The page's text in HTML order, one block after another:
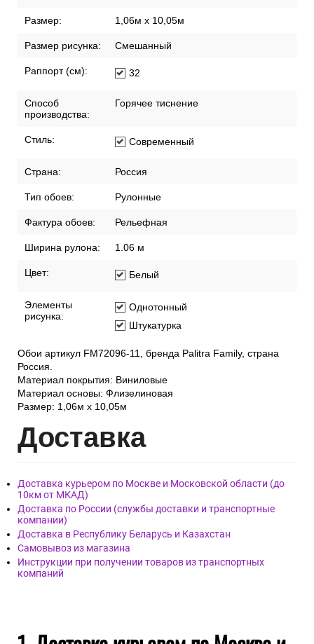
Размер: 1,06м х 10,05м
Размер рисунка: Смешанный
Раппорт (см): 32
Способ
производства:
Горячее тиснение
Стиль: Современный
Страна: Россия
Тип обоев: Рулонные
Фактура обоев: Рельефная
Ширина рулона: 1.06 м
Цвет: Белый
Элементы
рисунка:
Однотонный
Штукатурка
Обои артикул FM72096-11, бренда Palitra Family, страна
Россия.
Материал покрытия: Виниловые
Материал основы: Флизелиновая
Размер: 1,06м х 10,05м
Доставка
Доставка курьером по Москве и Московской области (до
10км от МКАД)
Доставка по России (службы доставки и транспортные
компании)
Доставка в Республику Беларусь и Казахстан
Самовывоз из магазина
Инструкции при получении товаров из транспортных
компаний